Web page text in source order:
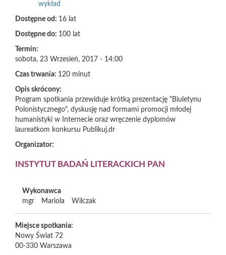
wykład
Dostępne od: 16 lat
Dostępne do: 100 lat
Termin:
sobota, 23 Wrzesień, 2017 - 14:00
Czas trwania: 120 minut
Opis skrócony:
Program spotkania przewiduje krótką prezentację "Biuletynu
Polonistycznego", dyskusję nad formami promocji młodej
humanistyki w Internecie oraz wręczenie dyplomów
laureatkom konkursu Publikuj.dr
Organizator:
INSTYTUT BADAŃ LITERACKICH PAN
Wykonawca
mgr
Mariola Wilczak
Miejsce spotkania:
Nowy Świat 72
00-330 Warszawa